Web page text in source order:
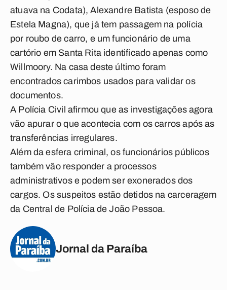
atuava na Codata), Alexandre Batista (esposo de
Estela Magna), que já tem passagem na polícia
por roubo de carro, e um funcionário de uma
cartório em Santa Rita identificado apenas como
Willmoory. Na casa deste último foram
encontrados carimbos usados para validar os
documentos.
A Polícia Civil afirmou que as investigações agora
vão apurar o que acontecia com os carros após as
transferências irregulares.
Além da esfera criminal, os funcionários públicos
também vão responder a processos
administrativos e podem ser exonerados dos
cargos. Os suspeitos estão detidos na carceragem
da Central de Polícia de João Pessoa.
Jornal da Paraíba